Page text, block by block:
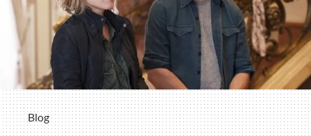
seconda
stagione
–
episodio
04-
05
Blog